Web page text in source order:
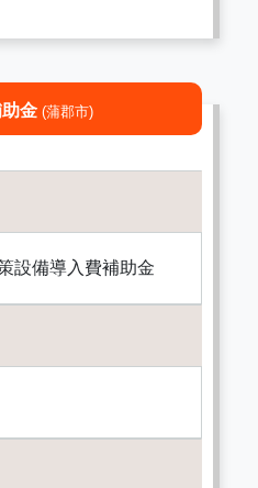
金 (蒲郡市)
設備導入費補助金